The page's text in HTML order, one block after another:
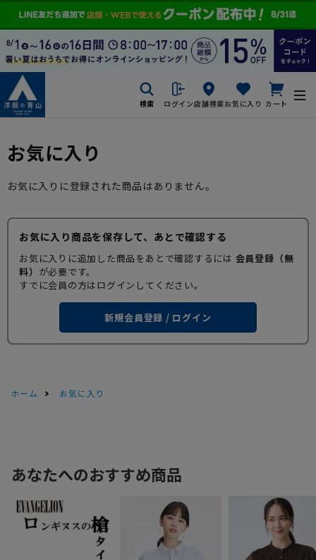
検索 ログイン店舗検索お気に入り カート
お気に入り
お気に入りに登録された商品はありません。
お気に入り商品を保存して、あとで確認する
お気に入りに追加した商品をあとで確認するには 会員登録（無
料） が必要です。
すでに会員の方はログインしてください。
新規会員登録 / ログイン
ホーム お気に入り